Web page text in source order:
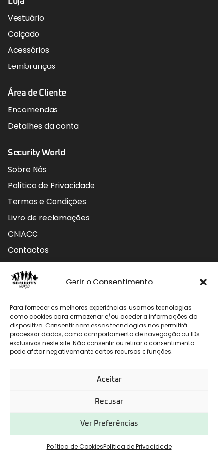
Gerir o Consentimento
Para fornecer as melhores experiências, usamos tecnologias
como cookies para armazenar e/ou aceder a informações do
dispositivo. Consentir com essas tecnologias nos permitirá
processar dados, como comportamento de navegação ou IDs
exclusivos neste site. Não consentir ou retirar o consentimento
pode afetar negativamante certos recursos e funções.
Aceitar
Recusar
Ver Preferências
Política de CookiesPolítica de Privacidade
Vestuário
Calçado
Acessórios
Lembranças
Área de Cliente
Encomendas
Detalhes da conta
Security World
Sobre Nós
Política de Privacidade
Termos e Condições
Livro de reclamações
CNIACC
Contactos
Contactos
912 009 740 (Chamada para rede móvel nacional)
geral@securityworld.pt
Desenvolvido por CHITAS WEBSOLUTIONS